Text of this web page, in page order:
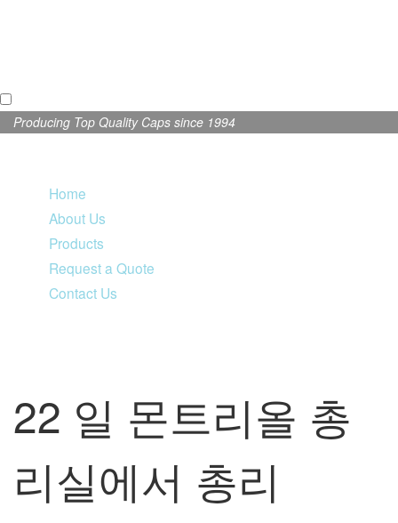
Producing Top Quality Caps since 1994
Home
About Us
Products
Request a Quote
Contact Us
22 일 몬트리올 총
리실에서 총리